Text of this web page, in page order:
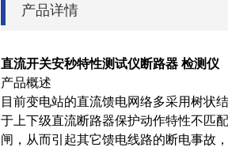
产品详情
直流开关安秒特性测试仪断路器 检测仪
产品概述
目前变电站的直流馈电网络多采用树状
于上下级直流断路器保护动作特性不匹
闸，从而引起其它馈电线路的断电事故